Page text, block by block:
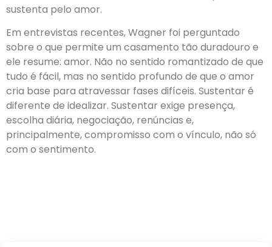
sustenta pelo amor.
Em entrevistas recentes, Wagner foi perguntado
sobre o que permite um casamento tão duradouro e
ele resume: amor. Não no sentido romantizado de que
tudo é fácil, mas no sentido profundo de que o amor
cria base para atravessar fases difíceis. Sustentar é
diferente de idealizar. Sustentar exige presença,
escolha diária, negociação, renúncias e,
principalmente, compromisso com o vínculo, não só
com o sentimento.